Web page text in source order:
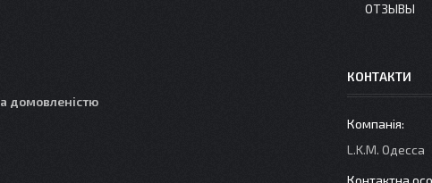
домовленістю
ОТЗЫВЫ
КОНТАКТИ
L.K.M. Одесса